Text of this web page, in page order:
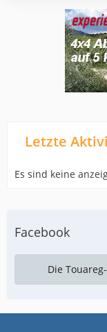
Letzte
Es sind keine
Facebook
Die